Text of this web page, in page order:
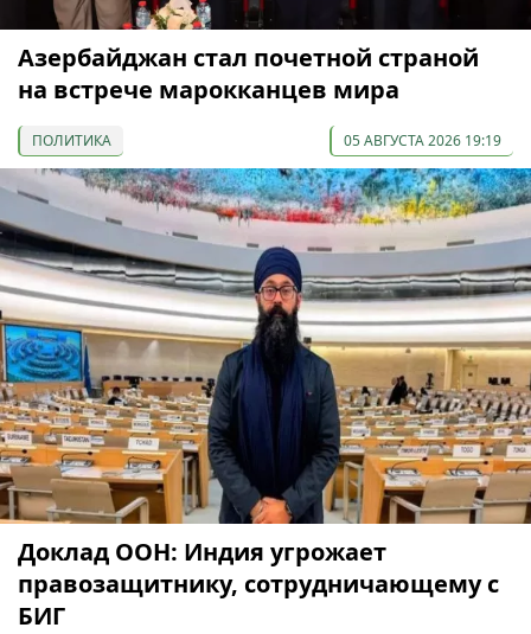
Азербайджан стал почетной страной
на встрече марокканцев мира
ПОЛИТИКА 05 АВГУСТА 2026 19:19
Доклад ООН: Индия угрожает
правозащитнику, сотрудничающему с
БИГ